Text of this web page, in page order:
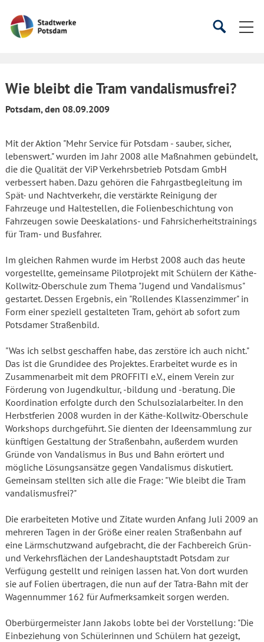
Startseite
SucheSuche
Wie bleibt die Tram vandalismusfrei?
Potsdam, den 08.09.2009
Mit der Aktion "Mehr Service für Potsdam - sauber, sicher,
lebenswert." wurden im Jahr 2008 alle Maßnahmen gebündelt,
die die Qualität der ViP Verkehrsbetrieb Potsdam GmbH
verbessert haben. Dazu gehören die Fahrgastbegleitung im
Spät- und Nachtverkehr, die verstärkte Reinigung der
Fahrzeuge und Haltestellen, die Folienbeschichtung von
Fahrzeugen sowie Deeskalations- und Fahrsicherheitstrainings
für Tram- und Busfahrer.
Im gleichen Rahmen wurde im Herbst 2008 auch das heute
vorgestellte, gemeinsame Pilotprojekt mit Schülern der Käthe-
Kollwitz-Oberschule zum Thema "Jugend und Vandalismus"
gestartet. Dessen Ergebnis, ein "Rollendes Klassenzimmer" in
Form einer speziell gestalteten Tram, gehört ab sofort zum
Potsdamer Straßenbild.
"Was ich selbst geschaffen habe, das zerstöre ich auch nicht."
Das ist die Grundidee des Projektes. Erarbeitet wurde es in
Zusammenarbeit mit dem PROFFITI e.V., einem Verein zur
Förderung von Jugendkultur, -bildung und -beratung. Die
Koordination erfolgte durch den Schulsozialarbeiter. In den
Herbstferien 2008 wurden in der Käthe-Kollwitz-Oberschule
Workshops durchgeführt. Sie dienten der Ideensammlung zur
künftigen Gestaltung der Straßenbahn, außerdem wurden
Gründe von Vandalismus in Bus und Bahn erörtert und
mögliche Lösungsansätze gegen Vandalismus diskutiert.
Gemeinsam stellten sich alle die Frage: "Wie bleibt die Tram
vandalismusfrei?"
Die erarbeiteten Motive und Zitate wurden Anfang Juli 2009 an
mehreren Tagen in der Größe einer realen Straßenbahn auf
eine Lärmschutzwand aufgebracht, die der Fachbereich Grün-
und Verkehrsflächen der Landeshauptstadt Potsdam zur
Verfügung gestellt und reinigen lassen hat. Von dort wurden
sie auf Folien übertragen, die nun auf der Tatra-Bahn mit der
Wagennummer 162 für Aufmerksamkeit sorgen werden.
Oberbürgermeister Jann Jakobs lobte bei der Vorstellung: "Die
Einbeziehung von Schülerinnen und Schülern hat gezeigt,